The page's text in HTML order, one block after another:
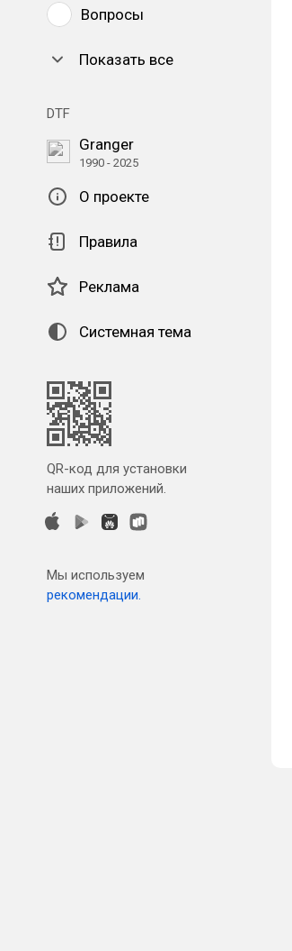
Вопросы
Показать все
DTF
Granger
1990 - 2025
О проекте
Правила
Реклама
Системная тема
QR-код для установки
наших приложений.
Мы используем
рекомендации.